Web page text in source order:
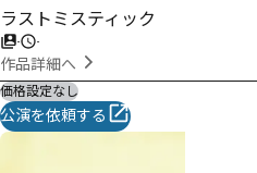
ラストミスティック
- -
作品詳細へ
価格設定なし
公演を依頼する